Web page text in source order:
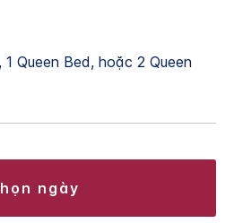
1 Queen Bed, hoặc 2 Queen
chọn ngày